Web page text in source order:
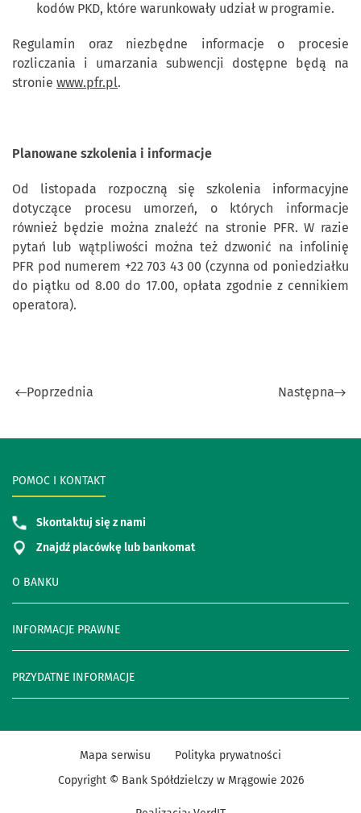
kodów PKD, które warunkowały udział w programie.
Regulamin oraz niezbędne informacje o procesie
rozliczania i umarzania subwencji dostępne będą na
stronie www.pfr.pl.
Planowane szkolenia i informacje
Od listopada rozpoczną się szkolenia informacyjne
dotyczące procesu umorzeń, o których informacje
również będzie można znaleźć na stronie PFR. W razie
pytań lub wątpliwości można też dzwonić na infolinię
PFR pod numerem +22 703 43 00 (czynna od poniedziałku
do piątku od 8.00 do 17.00, opłata zgodnie z cennikiem
operatora).
Poprzednia Następna
O BANKU
INFORMACJE PRAWNE
PRZYDATNE INFORMACJE
POMOC I KONTAKT
Skontaktuj się z nami
Znajdź placówkę lub bankomat
Mapa serwisu
Polityka prywatności
Copyright © Bank Spółdzielczy w Mrągowie 2026